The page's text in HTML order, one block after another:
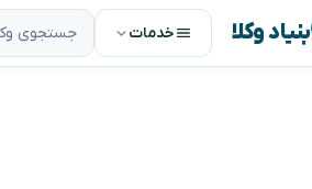
بنیاد وکلا خدمات